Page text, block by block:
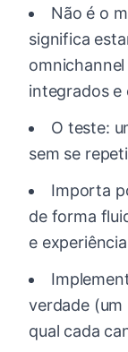
Não é o
significa
integrados e
O teste:
sem se
Importa
de forma
e
verdade (um
qual cada